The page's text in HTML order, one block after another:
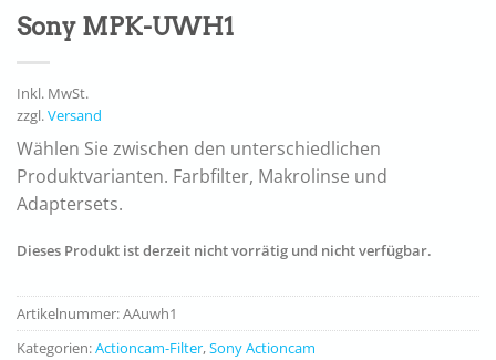
Sony MPK-UWH1
Inkl. MwSt.
zzgl.Versand
Wählen Sie zwischen den unterschiedlichen
Produktvarianten. Farbfilter, Makrolinse und
Adaptersets.
Dieses Produkt ist derzeit nicht vorrätig und nicht verfügbar.
Artikelnummer:AAuwh1
Kategorien:Actioncam-Filter,Sony Actioncam